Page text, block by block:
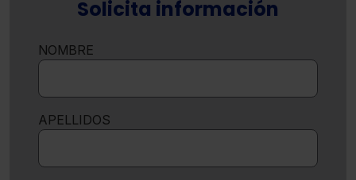
Solicita información
NOMBRE
APELLIDOS